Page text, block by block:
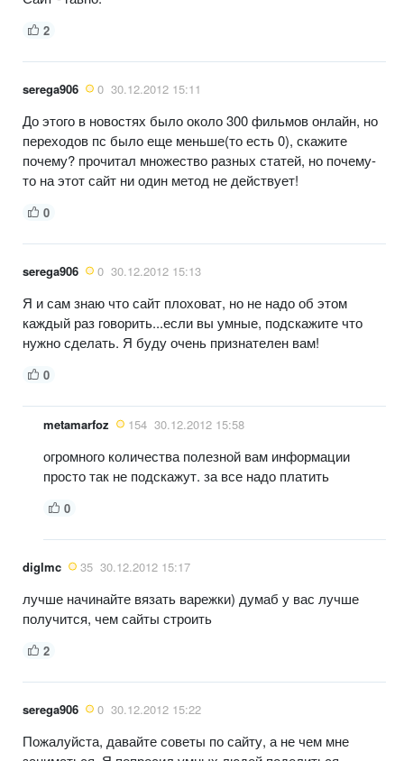
2
serega906 0 30.12.2012 15:11
До этого в новостях было около 300 фильмов онлайн, но
переходов пс было еще меньше(то есть 0), скажите
почему? прочитал множество разных статей, но почему-
то на этот сайт ни один метод не действует!
0
serega906 0 30.12.2012 15:13
Я и сам знаю что сайт плоховат, но не надо об этом
каждый раз говорить...если вы умные, подскажите что
нужно сделать. Я буду очень признателен вам!
0
metamarfoz 154 30.12.2012 15:58
огромного количества полезной вам информации
просто так не подскажут. за все надо платить
0
diglmc 35 30.12.2012 15:17
лучше начинайте вязать варежки) думаб у вас лучше
получится, чем сайты строить
2
serega906 0 30.12.2012 15:22
Пожалуйста, давайте советы по сайту, а не чем мне